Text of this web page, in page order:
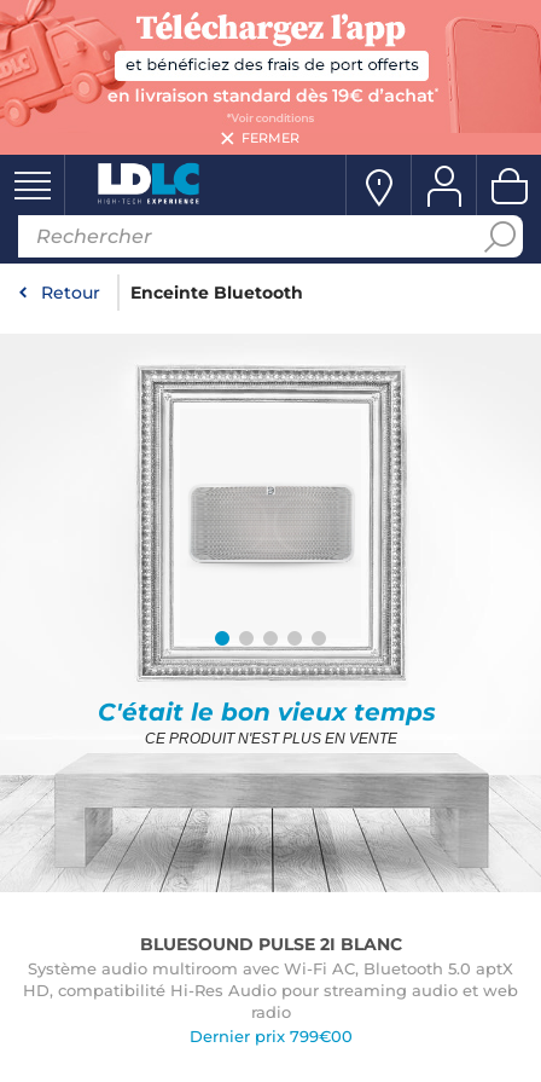
FERMER
Retour Enceinte Bluetooth
C'était le bon vieux temps
CE PRODUIT N'EST PLUS EN VENTE
BLUESOUND PULSE 2I BLANC
Système audio multiroom avec Wi-Fi AC, Bluetooth 5.0 aptX
HD, compatibilité Hi-Res Audio pour streaming audio et web
radio
Dernier prix 799€00